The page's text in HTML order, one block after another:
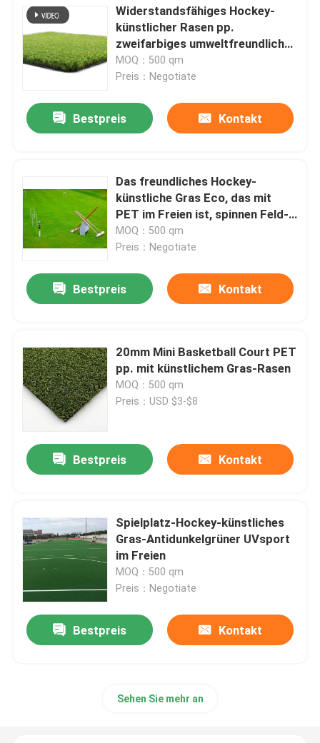
Produkte
Videos
Über uns
Qualitätskontrolle
Kontaktiere uns
Nachrichten
Widerstandsfähiges Hockey-
künstlicher Rasen pp.
zweifarbiges umweltfreundliches
15mm
MOQ：500 qm
Preis：Negotiate
Bestpreis Kontakt
Das freundliches Hockey-
künstliche Gras Eco, das mit
PET im Freien ist, spinnen Feld-
Grün
MOQ：500 qm
Preis：Negotiate
Bestpreis Kontakt
20mm Mini Basketball Court PET
pp. mit künstlichem Gras-Rasen
MOQ：500 qm
Preis：USD $3-$8
Bestpreis Kontakt
Spielplatz-Hockey-künstliches
Gras-Antidunkelgrüner UVsport
im Freien
MOQ：500 qm
Preis：Negotiate
Bestpreis Kontakt
Sehen Sie mehr an